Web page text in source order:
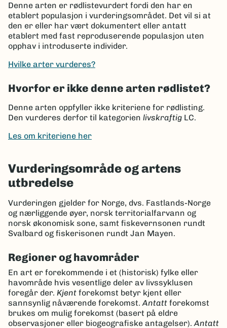
Denne arten er rødlistevurdert fordi den har en
etablert populasjon i vurderingsområdet. Det vil si at
den er eller har vært dokumentert eller antatt
etablert med fast reproduserende populasjon uten
opphav i introduserte individer.
Hvilke arter vurderes?
Hvorfor er ikke denne arten rødlistet?
Denne arten oppfyller ikke kriteriene for rødlisting.
Den vurderes derfor til kategorien livskraftig LC.
Les om kriteriene her
Vurderingsområde og artens
utbredelse
Vurderingen gjelder for Norge, dvs. Fastlands-Norge
og nærliggende øyer, norsk territorialfarvann og
norsk økonomisk sone, samt fiskevernsonen rundt
Svalbard og fiskerisonen rundt Jan Mayen.
Regioner og havområder
En art er forekommende i et (historisk) fylke eller
havområde hvis vesentlige deler av livssyklusen
foregår der. Kjent forekomst betyr kjent eller
sannsynlig nåværende forekomst.Antatt forekomst
brukes om mulig forekomst (basert på eldre
observasjoner eller biogeografiske antagelser).Antatt